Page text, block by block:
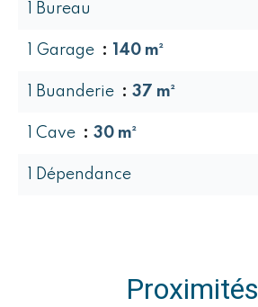
1 Bureau
1 Garage 140 m²
1 Buanderie 37 m²
1 Cave 30 m²
1 Dépendance
Proximités